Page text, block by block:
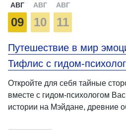
АВГ
09
АВГ
10
АВГ
11
Путешествие в мир
Тифлис с гидом-
Откройте для себя тайные
вместе с гидом-психологом
истории на Мэйдане, древние